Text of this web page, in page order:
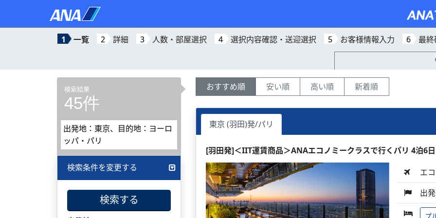
1 一覧 2 詳細 3 人数・部屋選択 4 選択内容確認・送迎選択 5 お客様情報入力 6 最
検索結果
45件
出発地：東京、目的地：ヨーロ
ッパ・パリ
検索条件を変更する
検索する
おすすめ順 安い順 高い順 新着順
東京 (羽田)発/パリ
[羽田発]＜IIT運賃商品＞ANAエコノミークラスで行くパリ 4泊6
エ
出
プ